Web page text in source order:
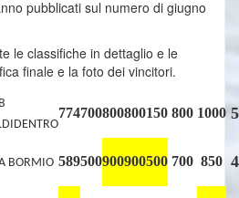
pubblicati sul numero di giugno
le classifiche in dettaglio e le
finale e la foto dei vincitori.
774700800800150 800 1000
BORMIO 589500900900500 700 850